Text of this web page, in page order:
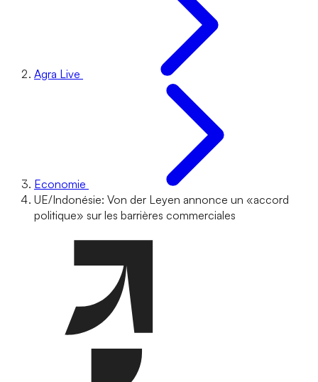
Agra Live
Economie
UE/Indonésie: Von der Leyen annonce un «accord
politique» sur les barrières commerciales